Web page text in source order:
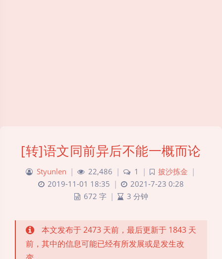
[转]语文同前异后不能一概而论
Styunlen | 22,486 | 1 | 披沙拣金 |
2019-11-01 18:35 |
2021-7-23 0:28
672 字 | 3 分钟
本文发布于 2473 天前，最后更新于 1843 天
前，其中的信息可能已经有所发展或是发生改